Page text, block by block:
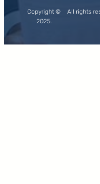
Copyright ©
2025.
All rights